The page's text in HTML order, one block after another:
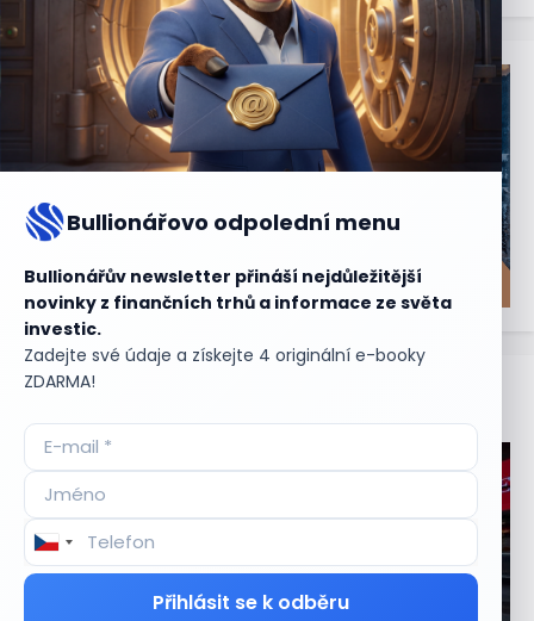
Bullionářovo odpolední menu
Bullionářův newsletter přináší nejdůležitější
novinky z finančních trhů a informace ze světa
investic.
Zadejte své údaje a získejte 4 originální e-booky
ZDARMA!
Přihlásit se k odběru
Aktuální